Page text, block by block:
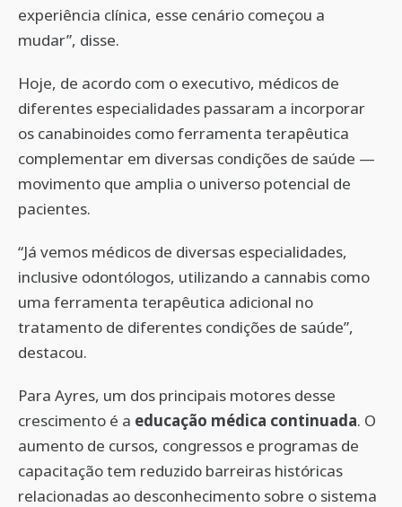
experiência clínica, esse cenário começou a
mudar”, disse.
Hoje, de acordo com o executivo, médicos de
diferentes especialidades passaram a incorporar
os canabinoides como ferramenta terapêutica
complementar em diversas condições de saúde —
movimento que amplia o universo potencial de
pacientes.
“Já vemos médicos de diversas especialidades,
inclusive odontólogos, utilizando a cannabis como
uma ferramenta terapêutica adicional no
tratamento de diferentes condições de saúde”,
destacou.
Para Ayres, um dos principais motores desse
crescimento é a educação médica continuada. O
aumento de cursos, congressos e programas de
capacitação tem reduzido barreiras históricas
relacionadas ao desconhecimento sobre o sistema